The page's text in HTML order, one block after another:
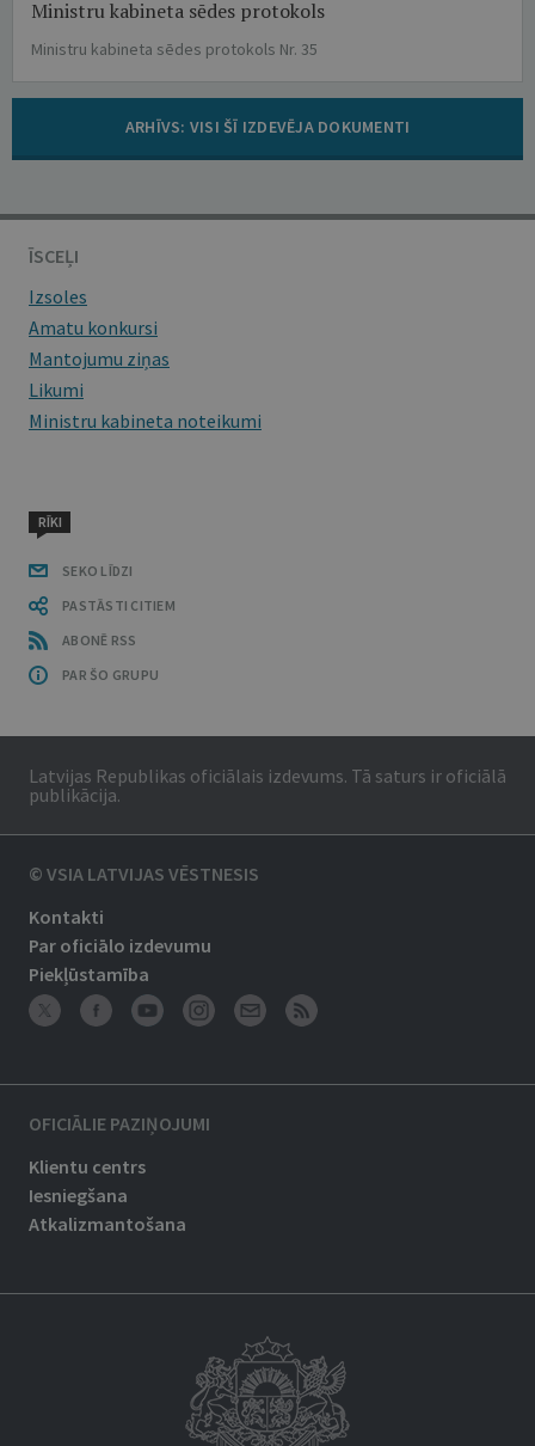
Ministru kabineta sēdes protokols
Ministru kabineta sēdes protokols Nr. 35
ARHĪVS: VISI ŠĪ IZDEVĒJA DOKUMENTI
ĪSCEĻI
Izsoles
Amatu konkursi
Mantojumu ziņas
Likumi
Ministru kabineta noteikumi
RĪKI
SEKO LĪDZI
PASTĀSTI CITIEM
ABONĒ RSS
PAR ŠO GRUPU
Latvijas Republikas oficiālais izdevums. Tā saturs ir oficiālā
publikācija.
© VSIA LATVIJAS VĒSTNESIS
Kontakti
Par oficiālo izdevumu
Piekļūstamība
OFICIĀLIE PAZIŅOJUMI
Klientu centrs
Iesniegšana
Atkalizmantošana